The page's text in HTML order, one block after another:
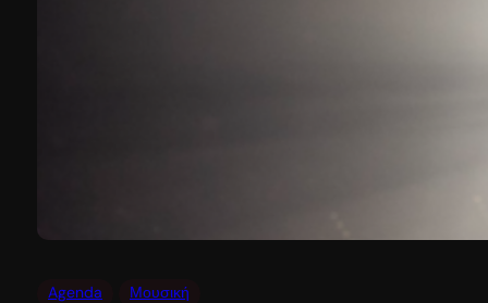
Agenda Μουσική